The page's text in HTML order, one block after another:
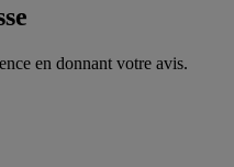
en donnant votre avis.